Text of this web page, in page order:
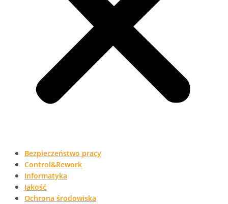
Bezpieczeństwo pracy
Control&Rework
Informatyka
Jakość
Ochrona środowiska